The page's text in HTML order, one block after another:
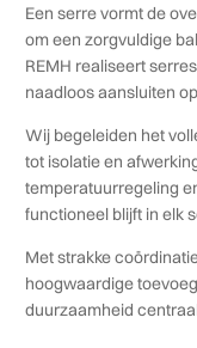
Een serre vormt de
om een zorgvuldige
REMH realiseert
naadloos aansluiten
Wij begeleiden het
tot isolatie en
temperatuurregeling
functioneel blijft in elk
Met strakke
hoogwaardige
duurzaamheid